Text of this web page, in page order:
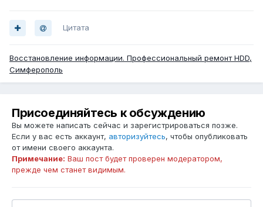
Цитата
Восстановление информации. Профессиональный ремонт HDD,
Симферополь
Присоединяйтесь к обсуждению
Вы можете написать сейчас и зарегистрироваться позже.
Если у вас есть аккаунт, авторизуйтесь, чтобы опубликовать
от имени своего аккаунта.
Примечание: Ваш пост будет проверен модератором,
прежде чем станет видимым.